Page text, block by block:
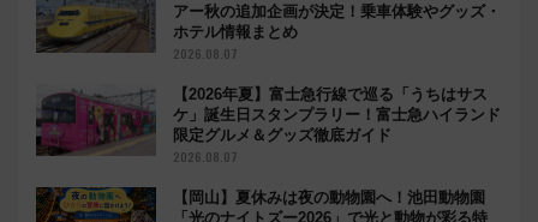
アー秋の追加企画が決定！乗車体験やグッズ・
ホテル情報まとめ
2026.08.07
【2026年夏】富士急行線で巡る「うちはサス
ケ」誕生日スタンプラリー！富士急ハイランド
限定グルメ＆グッズ徹底ガイド
2026.08.07
【岡山】夏休みは夜の動物園へ！池田動物園
「光のナイトズー2026」で光と動物が彩る特